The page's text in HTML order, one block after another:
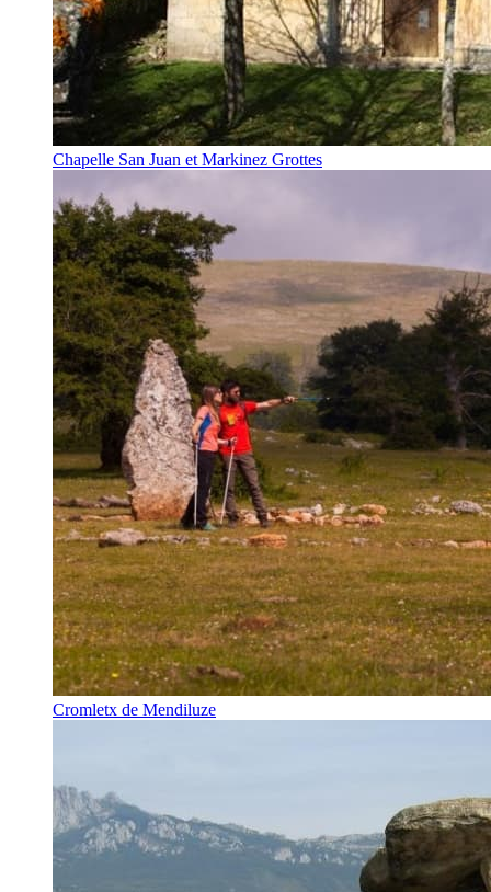
Chapelle San Juan et Markinez Grottes
Cromletx de Mendiluze